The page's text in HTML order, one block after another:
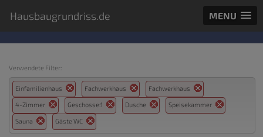
Hausbaugrundriss.de MENU
Verwendete Filter:
Einfamilienhaus Fachwerkhaus Fachwerkhaus
4-Zimmer Geschosse:1 Dusche Speisekammer
Sauna Gäste WC